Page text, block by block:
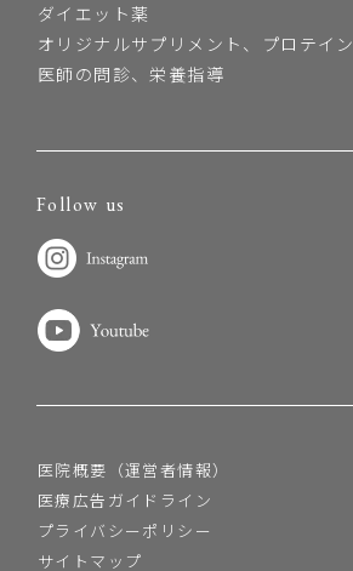
ダイエット薬
オリジナルサプリメント、プロテイン
医師の問診、栄養指導
医院概要（運営者情報）
医療広告ガイドライン
プライバシーポリシー
サイトマップ
Follow us